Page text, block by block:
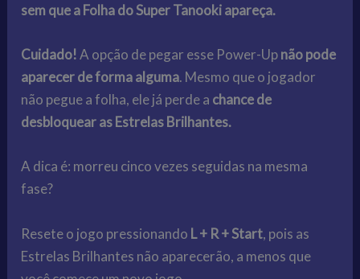
sem que a Folha do Super Tanooki apareça.
Cuidado!A opção de pegar esse Power-Upnão pode
aparecer de forma alguma. Mesmo que o jogador
não pegue a folha, ele já perde a chance de
desbloquear as Estrelas Brilhantes.
A dica é: morreu cinco vezes seguidas na mesma
fase?
Resete o jogo pressionando L + R + Start, pois as
Estrelas Brilhantes não aparecerão, a menos que